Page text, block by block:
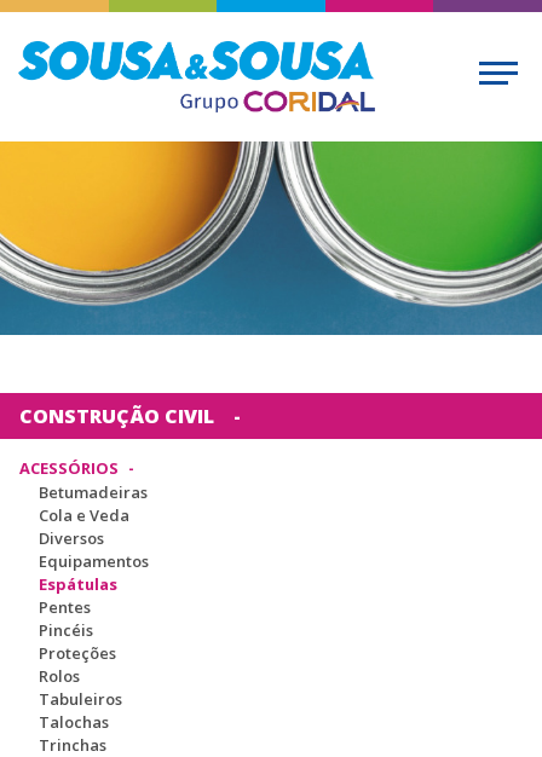
CONSTRUÇÃO CIVIL
ACESSÓRIOS
Betumadeiras
Cola e Veda
Diversos
Equipamentos
Espátulas
Pentes
Pincéis
Proteções
Rolos
Tabuleiros
Talochas
Trinchas